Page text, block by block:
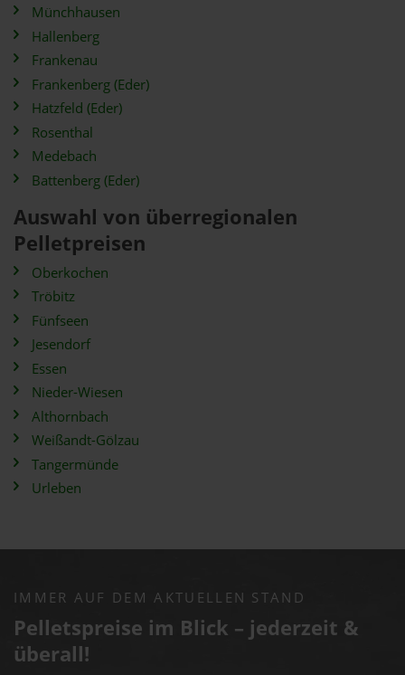
Münchhausen
Hallenberg
Frankenau
Frankenberg (Eder)
Hatzfeld (Eder)
Rosenthal
Medebach
Battenberg (Eder)
Auswahl von überregionalen
Pelletpreisen
Oberkochen
Tröbitz
Fünfseen
Jesendorf
Essen
Nieder-Wiesen
Althornbach
Weißandt-Gölzau
Tangermünde
Urleben
IMMER AUF DEM AKTUELLEN STAND
Pelletspreise im Blick – jederzeit &
überall!